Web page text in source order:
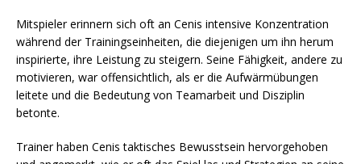
Mitspieler erinnern sich oft an Cenis intensive Konzentration
während der Trainingseinheiten, die diejenigen um ihn herum
inspirierte, ihre Leistung zu steigern. Seine Fähigkeit, andere zu
motivieren, war offensichtlich, als er die Aufwärmübungen
leitete und die Bedeutung von Teamarbeit und Disziplin
betonte.
Trainer haben Cenis taktisches Bewusstsein hervorgehoben